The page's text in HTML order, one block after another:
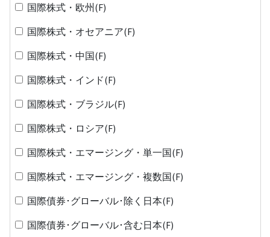
国際株式・欧州(F)
国際株式・オセアニア(F)
国際株式・中国(F)
国際株式・インド(F)
国際株式・ブラジル(F)
国際株式・ロシア(F)
国際株式・エマージング・単一国(F)
国際株式・エマージング・複数国(F)
国際債券･グローバル･除く日本(F)
国際債券･グローバル･含む日本(F)